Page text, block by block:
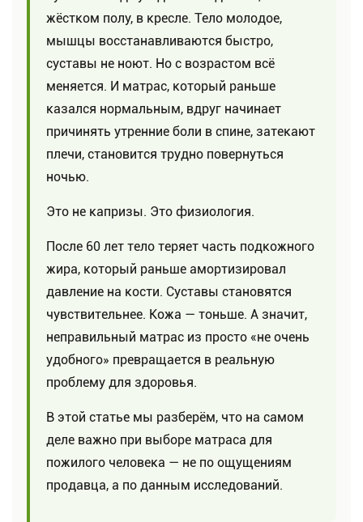
жёстком полу, в кресле. Тело молодое,
мышцы восстанавливаются быстро,
суставы не ноют. Но с возрастом всё
меняется. И матрас, который раньше
казался нормальным, вдруг начинает
причинять утренние боли в спине, затекают
плечи, становится трудно повернуться
ночью.
Это не капризы. Это физиология.
После 60 лет тело теряет часть подкожного
жира, который раньше амортизировал
давление на кости. Суставы становятся
чувствительнее. Кожа — тоньше. А значит,
неправильный матрас из просто «не очень
удобного» превращается в реальную
проблему для здоровья.
В этой статье мы разберём, что на самом
деле важно при выборе матраса для
пожилого человека — не по ощущениям
продавца, а по данным исследований.